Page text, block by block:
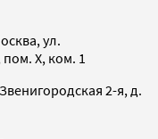
ул.
X, ком. 1
2-я, д.